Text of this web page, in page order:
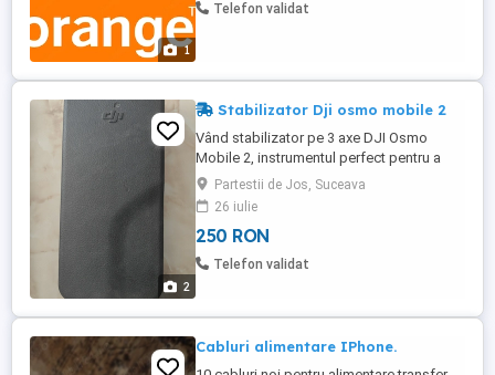
1
Telefon validat
2
Stabilizator Dji osmo mobile 2
Vând stabilizator pe 3 axe DJI Osmo
Mobile 2, instrumentul perfect pentru a
transforma filmările cu telefonul în clipuri
de calitate cinematografică, fără tremur.
Este ideal pentru vlogging, vacanțe sau
clipuri de social media (TikTok Reels).
Puncte forte ale acestui model: -
Partestii de Jos, Suceava
26 iulie
250 RON
Telefon validat
Cabluri alimentare IPhone.